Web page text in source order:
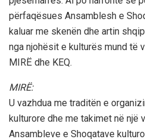
përfaqësues Ansamblesh e
kaluar me skenën dhe artin
nga njohësit e kulturës mund të
MIRË dhe KEQ.
MIRË:
U vazhdua me traditën e
kulturore dhe me takimet në një
Ansambleve e Shoqatave